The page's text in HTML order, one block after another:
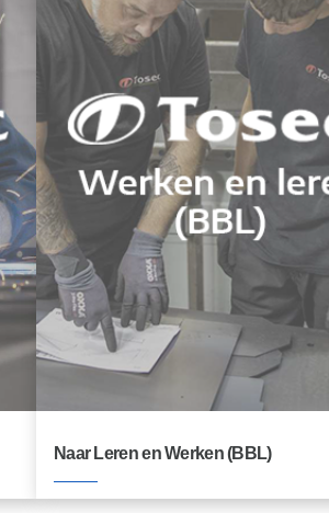
Naar Leren en Werken (BBL)